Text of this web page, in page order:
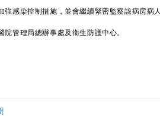
感染控制措施，並會繼續緊密監察該病房病
管理局總辦事處及衞生防護中心。